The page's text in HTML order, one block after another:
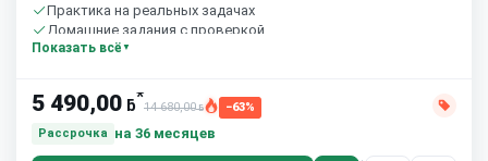
Практика на реальных задачах
Домашние задания с проверкой
Сообщество студентов
Показать всё
5 490,00 ƃ*
14 680,00ƃ
−63%
Рассрочка
на 36 месяцев